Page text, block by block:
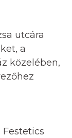
utcára
a
közelében,